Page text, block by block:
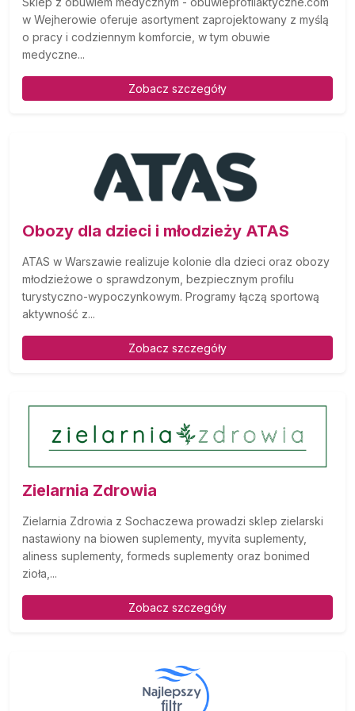
w Wejherowie oferuje asortyment zaprojektowany z myślą
o pracy i codziennym komforcie, w tym obuwie
medyczne...
Zobacz szczegóły
Obozy dla dzieci i młodzieży ATAS
ATAS w Warszawie realizuje kolonie dla dzieci oraz obozy
młodzieżowe o sprawdzonym, bezpiecznym profilu
turystyczno-wypoczynkowym. Programy łączą sportową
aktywność z...
Zobacz szczegóły
Zielarnia Zdrowia
Zielarnia Zdrowia z Sochaczewa prowadzi sklep zielarski
nastawiony na biowen suplementy, myvita suplementy,
aliness suplementy, formeds suplementy oraz bonimed
zioła,...
Zobacz szczegóły